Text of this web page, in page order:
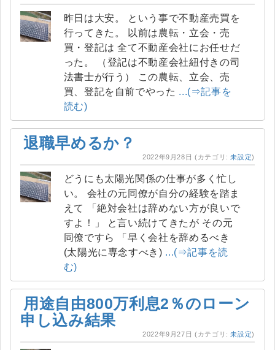
昨日は大安。 という事で不動産売買を
行ってきた。 以前は農転・立会・売
買・登記は 全て不動産会社にお任せだ
った。 （登記は不動産会社紐付きの司
法書士が行う） この農転、立会、売
買、登記を自前でやった ...(⇒記事を
読む)
退職早めるか？
2022年9月28日 (カテゴリ:未設定)
どうにも太陽光関係の仕事が多く忙し
い。 会社の元同僚が自分の経験を踏ま
えて 「絶対会社は辞めない方が良いで
すよ！」 と言い続けてきたが その元
同僚ですら 「早く会社を辞めるべき
(太陽光に専念すべき) ...(⇒記事を読
む)
用途自由800万利息2％のローン
申し込み結果
2022年9月27日 (カテゴリ:未設定)